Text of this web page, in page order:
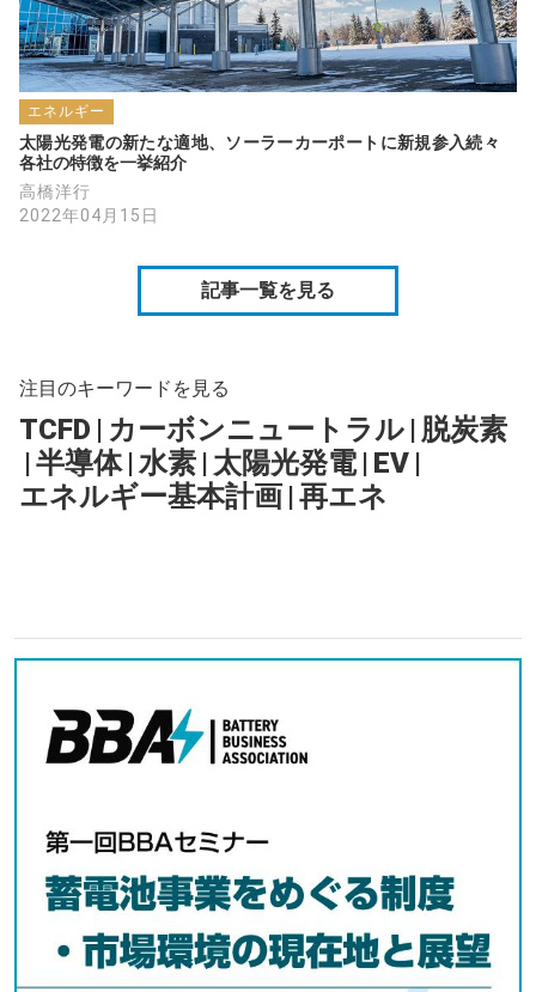
エネルギー
太陽光発電の新たな適地、ソーラーカーポートに新規参入続々
各社の特徴を一挙紹介
高橋洋行
2022年04月15日
記事一覧を見る
注目のキーワードを見る
TCFD | カーボンニュートラル | 脱炭素
|半導体 |水素 | 太陽光発電 | EV |
エネルギー基本計画 |再エネ